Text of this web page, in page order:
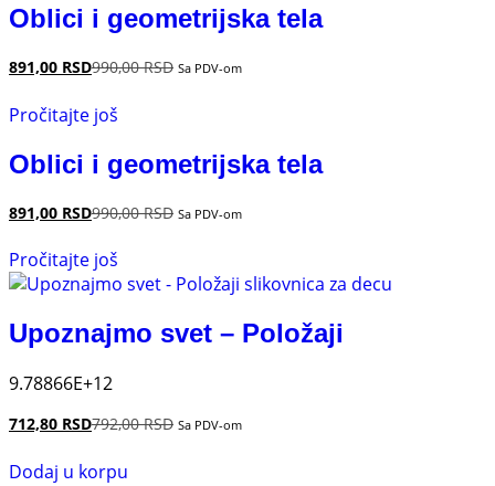
Oblici i geometrijska tela
891,00 RSD990,00RSD Sa PDV-om
Pročitajte još
Oblici i geometrijska tela
891,00 RSD990,00RSD Sa PDV-om
Pročitajte još
Upoznajmo svet – Položaji
9.78866E+12
712,80 RSD792,00RSD Sa PDV-om
Dodaj u korpu